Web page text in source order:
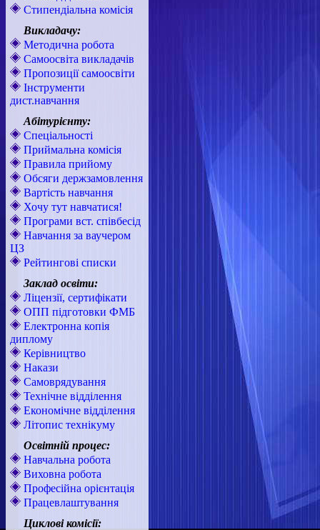
Стипендіальна комісія
Викладачу:
Методична робота
Самоосвіта викладачів
Пропозиції самоосвіти
Інструменти
дист.навчання
Абітурієнту:
Спеціальності
Приймальна комісія
Правила прийому
Обсяги держзамовлення
Вартість навчання
Хочу тут навчатися!
Програми вст. співбесід
Навчання за ваучером
ЦЗ
Рейтингові списки
Заклад освіти:
Ліцензії, сертифікати
ОПП підготовки ФМБ
Електронна копія
диплому
Керівництво
Накази
Самоврядування
Технічне відділення
Економічне відділення
Літопис технікуму
Освітній процес:
Навчальна робота
Виховна робота
Професійна орієнтація
Працевлаштування
Циклові комісії: